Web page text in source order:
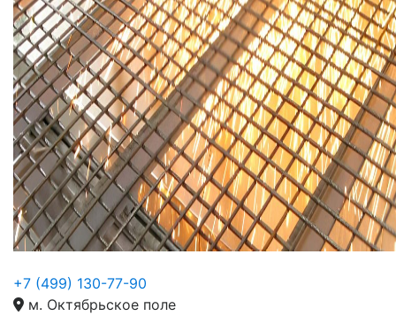
+7 (499) 130-77-90
м. Октябрьское поле